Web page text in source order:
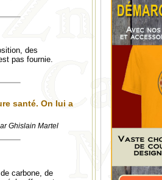
des
pas fournie.
santé. On lui a
Ghislain Martel
carbone, de